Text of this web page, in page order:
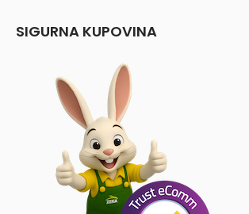
SIGURNA KUPOVINA